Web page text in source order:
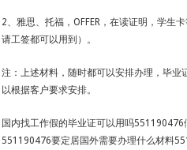
2、雅思、托福，OFFER，在读证明，学生
请工签都可以用到）。
注：上述材料，随时都可以安排办理，毕
以根据客户要求安排。
国内找工作假的毕业证可以用吗
551190476要定居国外需要办理什么材料